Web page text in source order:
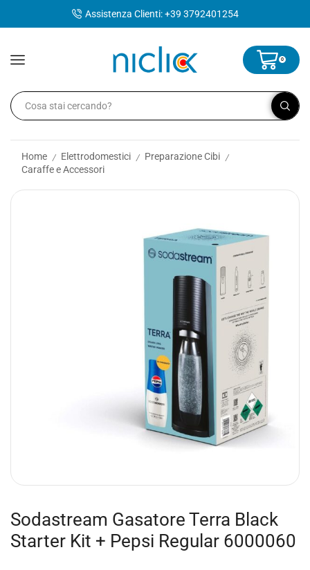
Assistenza Clienti: +39 3792401254
0
Home / Elettrodomestici / Preparazione Cibi /
Caraffe e Accessori
Sodastream Gasatore Terra Black
Starter Kit + Pepsi Regular 6000060